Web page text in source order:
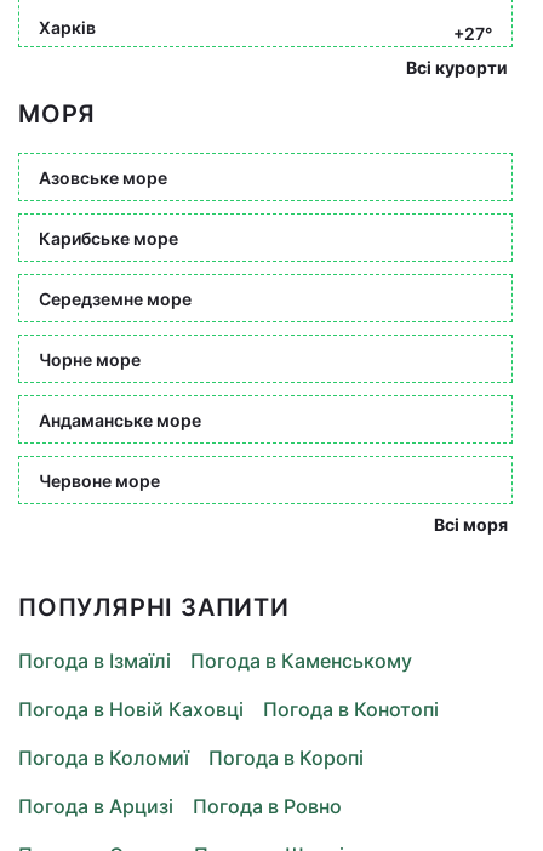
Харків
+27°
Всі курорти
МОРЯ
Азовське море
Карибське море
Середземне море
Чорне море
Андаманське море
Червоне море
Всі моря
ПОПУЛЯРНІ ЗАПИТИ
Погода в Ізмаїлі
Погода в Каменському
Погода в Новій Каховці
Погода в Конотопі
Погода в Коломиї
Погода в Коропі
Погода в Арцизі
Погода в Ровно